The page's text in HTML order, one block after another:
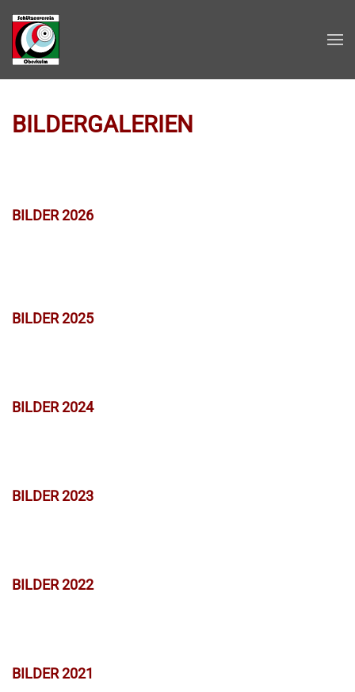
Zum Hauptinhalt springen
BILDERGALERIEN
BILDER 2026
BILDER 2025
BILDER 2024
BILDER 2023
BILDER 2022
BILDER 2021